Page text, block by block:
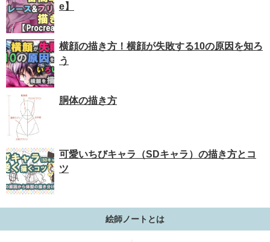
e】
横顔の描き方！横顔が失敗する10の原因を知ろ
う
胴体の描き方
可愛いちびキャラ（SDキャラ）の描き方とコ
ツ
絵師ノートとは